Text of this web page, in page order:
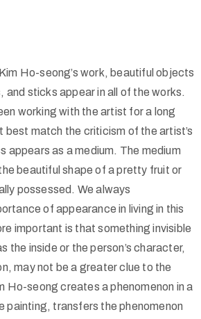
Ho-seong’s work, beautiful objects
and sticks appear in all of the works.
working with the artist for a long
best match the criticism of the artist’s
appears as a medium. The medium
beautiful shape of a pretty fruit or
possessed. We always
of appearance in living in this
important is that something invisible
the inside or the person’s character,
may not be a greater clue to the
Ho-seong creates a phenomenon in a
painting, transfers the phenomenon